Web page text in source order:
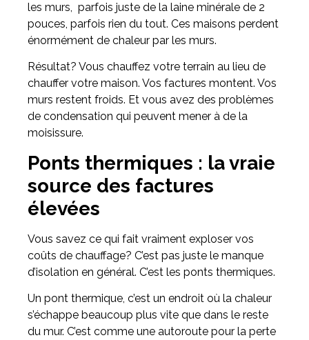
les murs, parfois juste de la laine minérale de 2
pouces, parfois rien du tout. Ces maisons perdent
énormément de chaleur par les murs.
Résultat? Vous chauffez votre terrain au lieu de
chauffer votre maison. Vos factures montent. Vos
murs restent froids. Et vous avez des problèmes
de condensation qui peuvent mener à de la
moisissure.
Ponts thermiques : la vraie
source des factures
élevées
Vous savez ce qui fait vraiment exploser vos
coûts de chauffage? C’est pas juste le manque
d’isolation en général. C’est les ponts thermiques.
Un pont thermique, c’est un endroit où la chaleur
s’échappe beaucoup plus vite que dans le reste
du mur. C’est comme une autoroute pour la perte